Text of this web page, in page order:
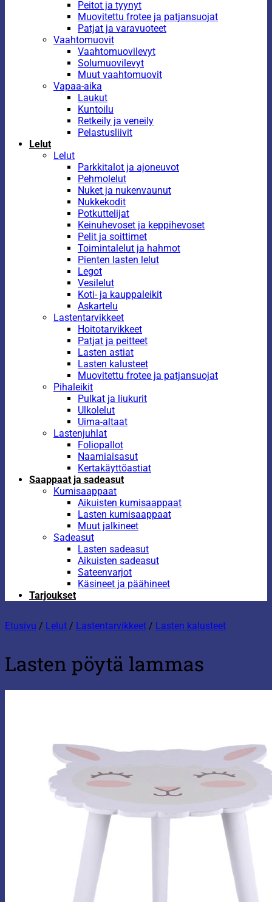
Peitot ja tyynyt
Muovitettu frotee ja patjansuojat
Patjat ja varavuoteet
Vaahtomuovit
Vaahtomuovilevyt
Solumuovilevyt
Muut vaahtomuovit
Vapaa-aika
Laukut
Kuntoilu
Retkeily ja veneily
Pelastusliivit
Lelut
Lelut
Parkkitalot ja ajoneuvot
Pehmolelut
Nuket ja nukenvaunut
Nukkekodit
Potkuttelijat
Keinuhevoset ja keppihevoset
Pelit ja soittimet
Toimintalelut ja hahmot
Pienten lasten lelut
Legot
Vesilelut
Koti- ja kauppaleikit
Askartelu
Lastentarvikkeet
Hoitotarvikkeet
Patjat ja peitteet
Lasten astiat
Lasten kalusteet
Muovitettu frotee ja patjansuojat
Pihaleikit
Pulkat ja liukurit
Ulkolelut
Uima-altaat
Lastenjuhlat
Foliopallot
Naamiaisasut
Kertakäyttöastiat
Saappaat ja sadeasut
Kumisaappaat
Aikuisten kumisaappaat
Lasten kumisaappaat
Muut jalkineet
Sadeasut
Lasten sadeasut
Aikuisten sadeasut
Sateenvarjot
Käsineet ja päähineet
Tarjoukset
Etusivu / Lelut / Lastentarvikkeet / Lasten kalusteet
Lasten pöytä lammas